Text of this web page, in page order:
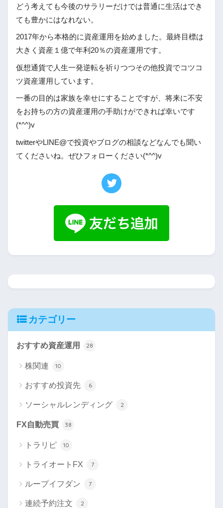
どう考えても今後のサラリーだけでは普通に生活はでき
ても豊かにはなれない。
2017年から本格的に資産運用を始めました。最終目標は
大きく資産１億で年利20％の資産運用です。
仮想通貨で人生一発逆転を祈りつつその他投資でコツコ
ツ資産運用しています。
一番の目的は家族を幸せにすることですが、将来に不安
をお持ちの方の資産運用の手助けができれば幸いです
(*^^)v
twitterやLINE@で投資やブログの相談などなんでも聞い
てくださいね。ぜひフォローください(*^^)v
カテゴリー
おすすめ資産運用 28
株関連 10
おすすめ投資先 6
ソーシャルレンディング 2
FX自動売買 38
トラリピ 10
トライオートFX 7
ループイフダン 7
連続予約注文 2